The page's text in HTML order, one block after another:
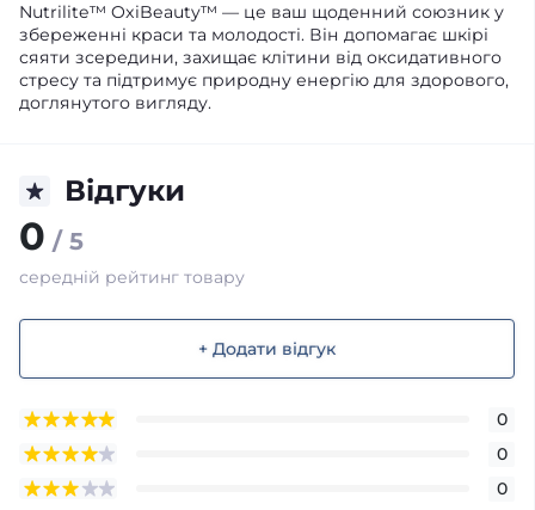
Nutrilite™ OxiBeauty™ — це ваш щоденний союзник у
збереженні краси та молодості. Він допомагає шкірі
сяяти зсередини, захищає клітини від оксидативного
стресу та підтримує природну енергію для здорового,
доглянутого вигляду.
Відгуки
0 / 5
середній рейтинг товару
+ Додати відгук
0
0
0